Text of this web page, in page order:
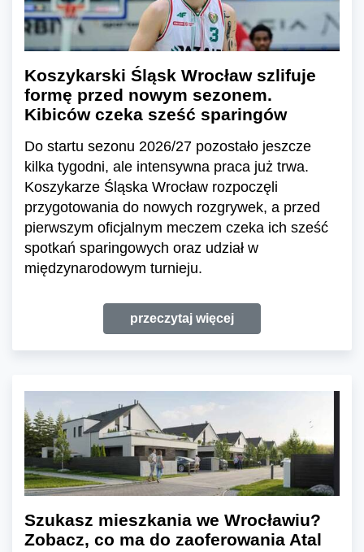
Koszykarski Śląsk Wrocław szlifuje
formę przed nowym sezonem.
Kibiców czeka sześć sparingów
Do startu sezonu 2026/27 pozostało jeszcze
kilka tygodni, ale intensywna praca już trwa.
Koszykarze Śląska Wrocław rozpoczęli
przygotowania do nowych rozgrywek, a przed
pierwszym oficjalnym meczem czeka ich sześć
spotkań sparingowych oraz udział w
międzynarodowym turnieju.
przeczytaj więcej
Szukasz mieszkania we Wrocławiu?
Zobacz, co ma do zaoferowania Atal